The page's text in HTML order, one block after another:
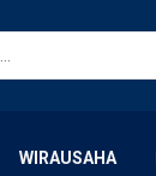
WIRAUSAHA